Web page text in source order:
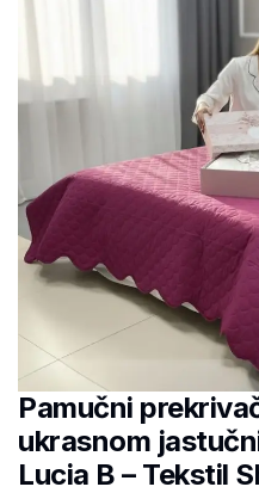
Pamučni
ukrasnom
Lucia B – Tekstil